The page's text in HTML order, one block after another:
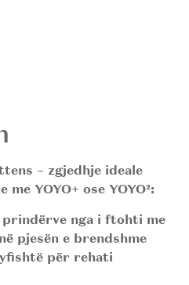
– zgjedhje ideale
YOYO+ ose YOYO²:
nga i ftohti me
pjesën e brendshme
për rehati